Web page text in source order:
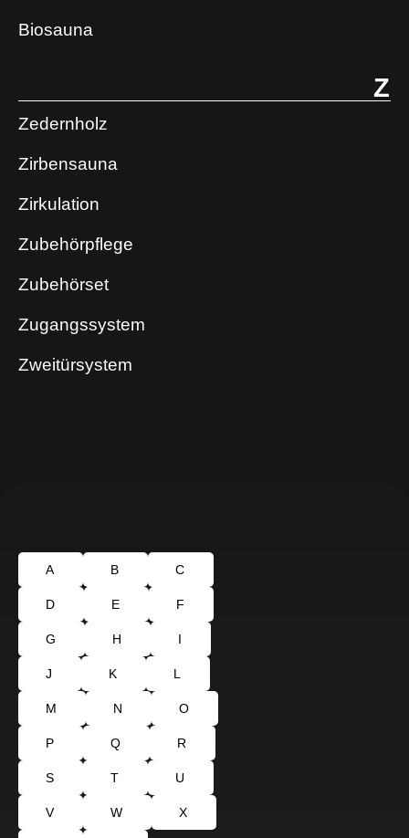
Biosauna
Z
Zedernholz
Zirbensauna
Zirkulation
Zubehörpflege
Zubehörset
Zugangssystem
Zweitürsystem
A B C
D E F
G H I
J K L
M N O
P Q R
S T U
V W X